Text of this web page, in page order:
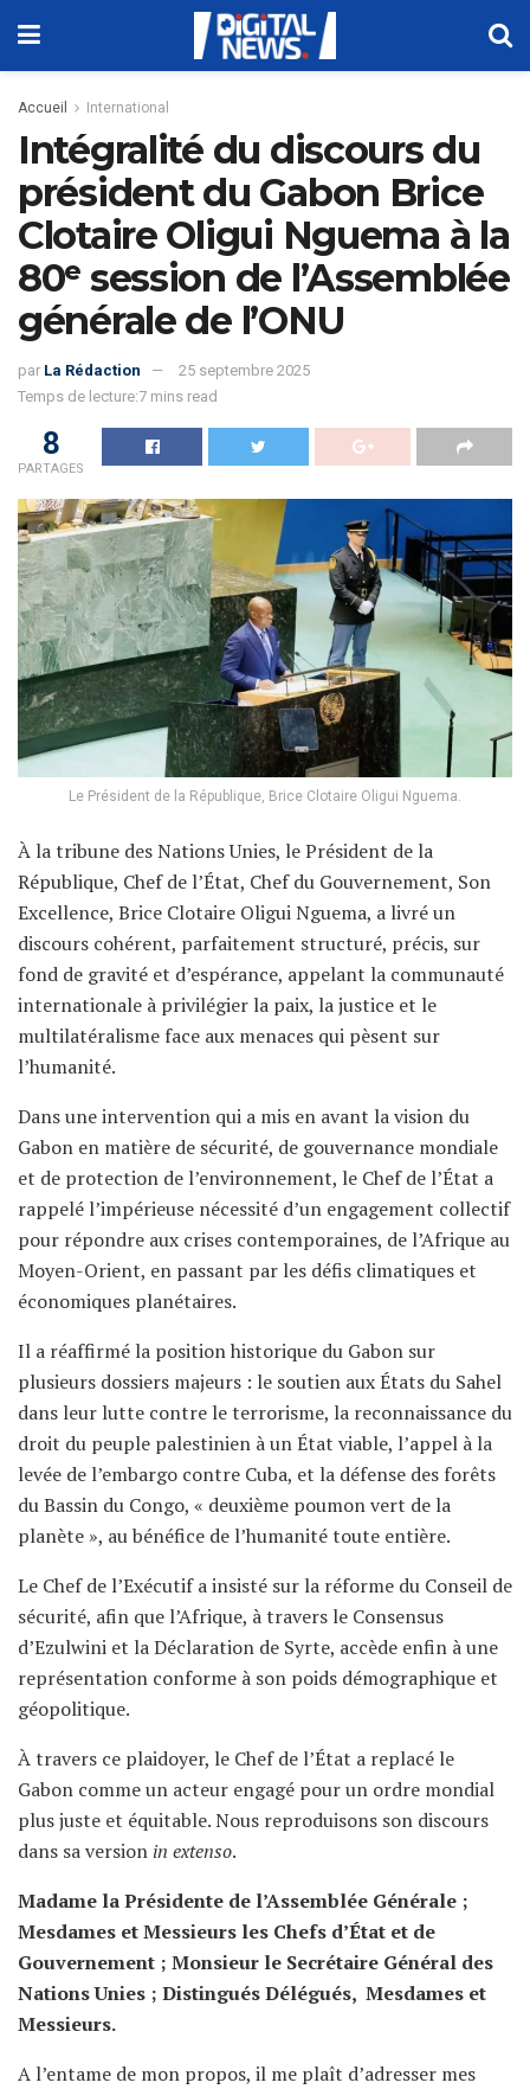
Accueil International
Intégralité du discours du
président du Gabon Brice
Clotaire Oligui Nguema à la
80ᵉ session de l’Assemblée
générale de l’ONU
par La Rédaction
25 septembre 2025
Temps de lecture:7 mins read
8
PARTAGES
Le Président de la République, Brice Clotaire Oligui Nguema.
À la tribune des Nations Unies, le Président de la
République, Chef de l’État, Chef du Gouvernement, Son
Excellence, Brice Clotaire Oligui Nguema, a livré un
discours cohérent, parfaitement structuré, précis, sur
fond de gravité et d’espérance, appelant la communauté
internationale à privilégier la paix, la justice et le
multilatéralisme face aux menaces qui pèsent sur
l’humanité.
Dans une intervention qui a mis en avant la vision du
Gabon en matière de sécurité, de gouvernance mondiale
et de protection de l’environnement, le Chef de l’État a
rappelé l’impérieuse nécessité d’un engagement collectif
pour répondre aux crises contemporaines, de l’Afrique au
Moyen-Orient, en passant par les défis climatiques et
économiques planétaires.
Il a réaffirmé la position historique du Gabon sur
plusieurs dossiers majeurs : le soutien aux États du Sahel
dans leur lutte contre le terrorisme, la reconnaissance du
droit du peuple palestinien à un État viable, l’appel à la
levée de l’embargo contre Cuba, et la défense des forêts
du Bassin du Congo, « deuxième poumon vert de la
planète », au bénéfice de l’humanité toute entière.
Le Chef de l’Exécutif a insisté sur la réforme du Conseil de
sécurité, afin que l’Afrique, à travers le Consensus
d’Ezulwini et la Déclaration de Syrte, accède enfin à une
représentation conforme à son poids démographique et
géopolitique.
À travers ce plaidoyer, le Chef de l’État a replacé le
Gabon comme un acteur engagé pour un ordre mondial
plus juste et équitable. Nous reproduisons son discours
dans sa version in extenso.
Madame la Présidente de l’Assemblée Générale ;
Mesdames et Messieurs les Chefs d’État et de
Gouvernement ; Monsieur le Secrétaire Général des
Nations Unies ; Distingués Délégués, Mesdames et
Messieurs.
A l’entame de mon propos, il me plaît d’adresser mes